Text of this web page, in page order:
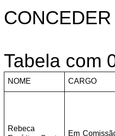
Tabela com
NOME CARGO
Rebeca
Em